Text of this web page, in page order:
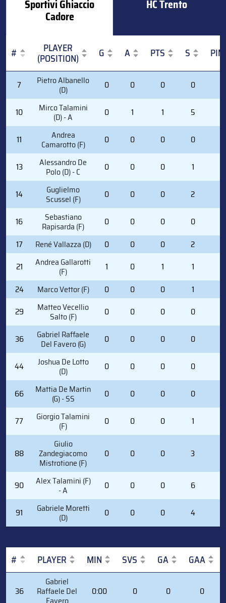
Sportivi Ghiaccio
Cadore
HC Trento
# PLAYER
(POSITION) G A PTS S
PIM
PLAYER
(POSITION)
7 Pietro Albanello
(D) 0 0 0 0
10 Mirco Talamini
(D) - A 0 1 1 5
11 Andrea
Camarotto (F) 0 0 0 0
13 Alessandro De
Polo (D) - C 0 0 0 1
14 Guglielmo
Scussel (F) 0 0 0 2
16 Sebastiano
Rapisarda (F) 0 0 0 0
17
René Vallazza (D) 0 0 0 2
21
Andrea Gallarotti
(F) 1 0 1 1
24
Marco Vettor (F) 0 0 0 1
29
Matteo Vecellio
Salto (F) 0 0 0 0
36 Gabriel Raffaele
Del Favero (G) 0 0 0 0
44 Joshua De Lotto
(D) 0 0 0 0
66 Mattia De Martin
(G) - SS 0 0 0 0
77 Giorgio Talamini
(F) 0 0 0 1
88
Giulio
Zandegiacomo
Mistrotione (F)
0 0 0 3
90 Alex Talamini (F)
- A 0 0 0 6
91 Gabriele Moretti
(D) 0 0 0 4
# PLAYER MIN SVS GA GAA
PLAYER
36
Gabriel
Raffaele Del 0:00 0 0 0